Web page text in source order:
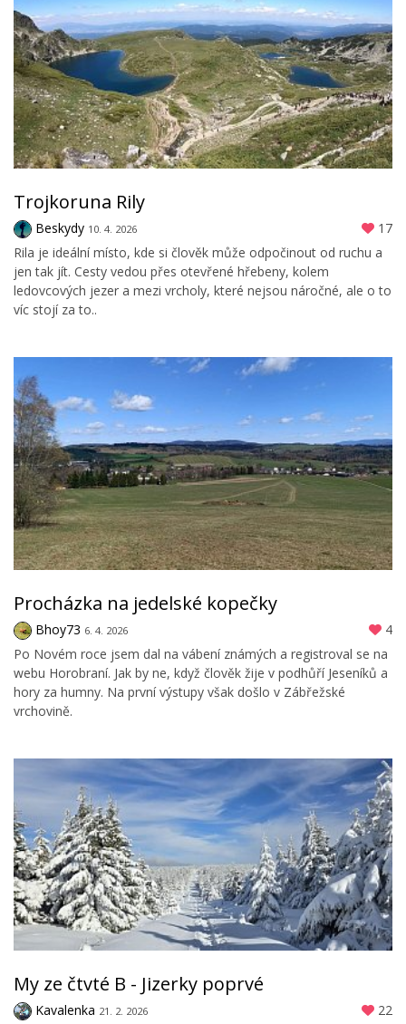
Trojkoruna Rily
Beskydy 10. 4. 2026
17
Rila je ideální místo, kde si člověk může odpočinout od ruchu a
jen tak jít. Cesty vedou přes otevřené hřebeny, kolem
ledovcových jezer a mezi vrcholy, které nejsou náročné, ale o to
víc stojí za to..
Procházka na jedelské kopečky
Bhoy73 6. 4. 2026
4
Po Novém roce jsem dal na vábení známých a registroval se na
webu Horobraní. Jak by ne, když člověk žije v podhůří Jeseníků a
hory za humny. Na první výstupy však došlo v Zábřežské
vrchovině.
My ze čtvté B - Jizerky poprvé
Kavalenka 21. 2. 2026
22